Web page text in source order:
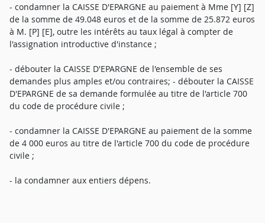
- condamner la CAISSE D'EPARGNE au paiement à Mme [Y] [Z]
de la somme de 49.048 euros et de la somme de 25.872 euros
à M. [P] [E], outre les intérêts au taux légal à compter de
l'assignation introductive d'instance ;
- débouter la CAISSE D'EPARGNE de l'ensemble de ses
demandes plus amples et/ou contraires; - débouter la CAISSE
D'EPARGNE de sa demande formulée au titre de l'article 700
du code de procédure civile ;
- condamner la CAISSE D'EPARGNE au paiement de la somme
de 4 000 euros au titre de l'article 700 du code de procédure
civile ;
- la condamner aux entiers dépens.